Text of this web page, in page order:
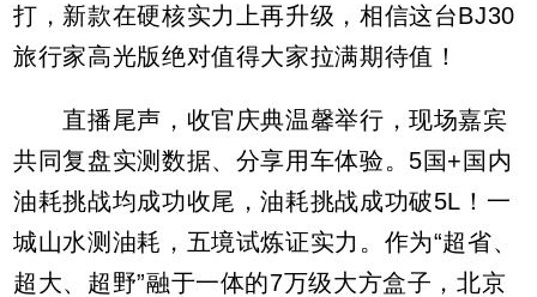
打，新款在硬核实力上再升级，相信这台BJ30
旅行家高光版绝对值得大家拉满期待值！
直播尾声，收官庆典温馨举行，现场嘉宾
共同复盘实测数据、分享用车体验。5国+国内
油耗挑战均成功收尾，油耗挑战成功破5L！一
城山水测油耗，五境试炼证实力。作为“超省、
超大、超野”融于一体的7万级大方盒子，北京